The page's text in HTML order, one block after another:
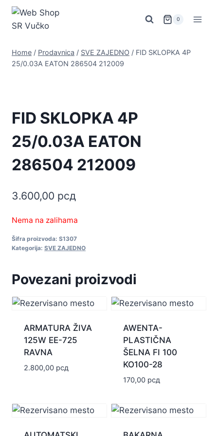
Skip
content
0
Home / Prodavnica / SVE ZAJEDNO / FID SKLOPKA 4P
25/0.03A EATON 286504 212009
FID SKLOPKA 4P
25/0.03A EATON
286504 212009
3.600,00 рсд
Nema na zalihama
Šifra proizvoda: S1307
Kategorija: SVE ZAJEDNO
Povezani proizvodi
ARMATURA ŽIVA
125W EE-725
RAVNA
2.800,00 рсд
AWENTA-
PLASTIČNA
ŠELNA FI 100
KO100-28
170,00 рсд